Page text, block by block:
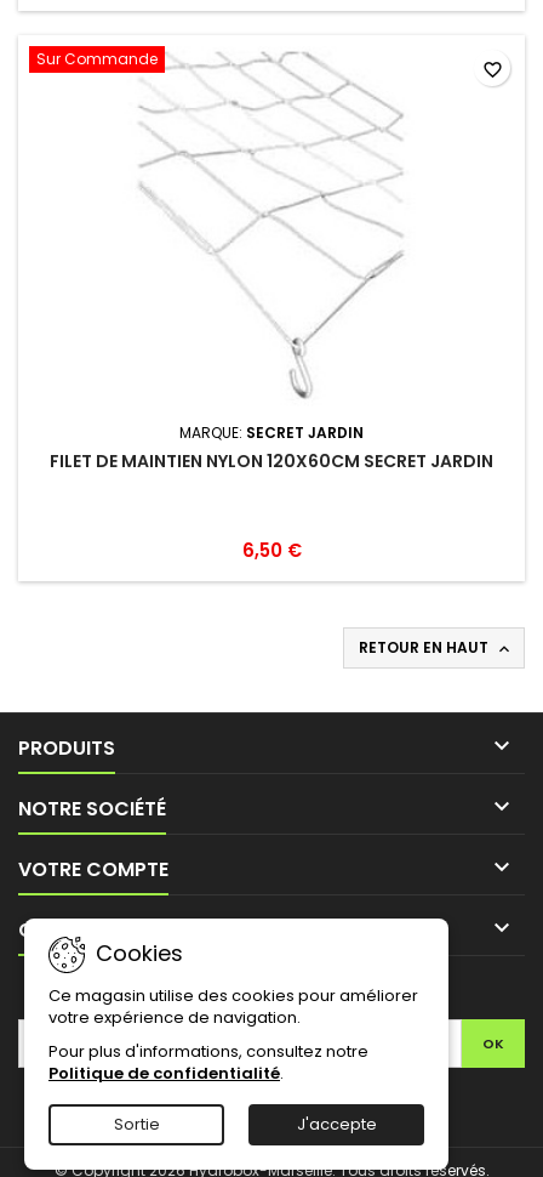
Sur Commande
MARQUE: SECRET JARDIN
FILET DE MAINTIEN NYLON 120X60CM SECRET JARDIN
6,50 €
favorite_border
RETOUR EN HAUT 
PRODUITS 
NOTRE SOCIÉTÉ 
VOTRE COMPTE 
CONTACT 
Cookies
Ce magasin utilise des cookies pour améliorer
votre expérience de navigation.
Pour plus d'informations, consultez notre
Politique de confidentialité.
Sortie J'accepte
LETTRE D'INFORMATIONS
FacebookTwitterYouTubePinterestInstagram
© Copyright 2026 Hydrobox-Marseille. Tous droits réservés.